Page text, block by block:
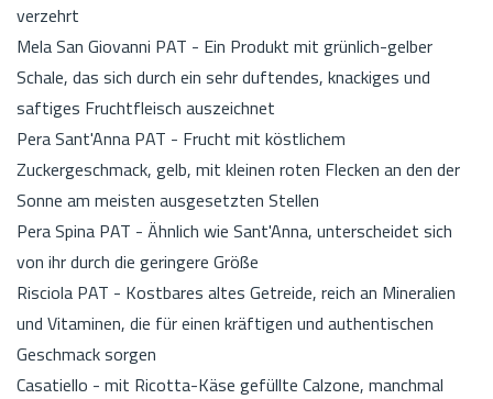
verzehrt
Mela San Giovanni PAT - Ein Produkt mit grünlich-gelber
Schale, das sich durch ein sehr duftendes, knackiges und
saftiges Fruchtfleisch auszeichnet
Pera Sant'Anna PAT - Frucht mit köstlichem
Zuckergeschmack, gelb, mit kleinen roten Flecken an den der
Sonne am meisten ausgesetzten Stellen
Pera Spina PAT - Ähnlich wie Sant'Anna, unterscheidet sich
von ihr durch die geringere Größe
Risciola PAT - Kostbares altes Getreide, reich an Mineralien
und Vitaminen, die für einen kräftigen und authentischen
Geschmack sorgen
Casatiello - mit Ricotta-Käse gefüllte Calzone, manchmal